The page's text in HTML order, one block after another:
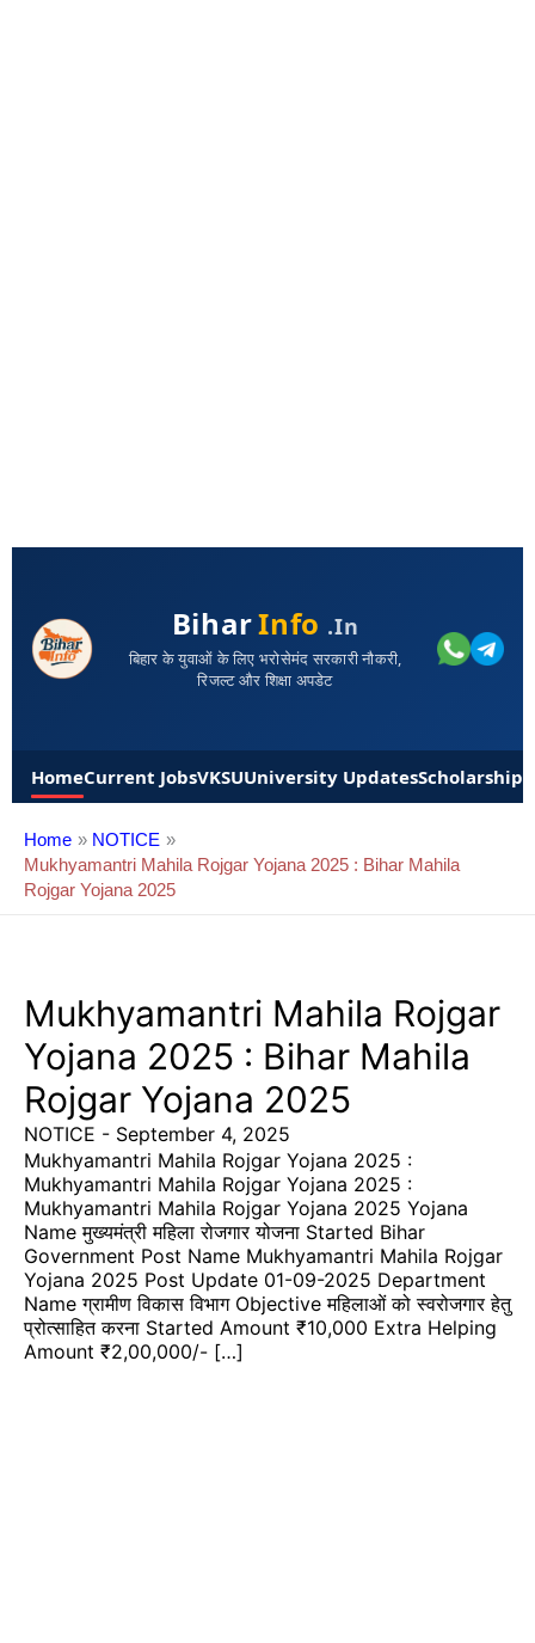
BiharInfo .in
बिहार के युवाओं के लिए भरोसेमंद सरकारी नौकरी,
रिजल्ट और शिक्षा अपडेट
HomeCurrent JobsVKSUUniversity UpdatesScholarships
Home
NOTICE
Mukhyamantri Mahila Rojgar Yojana 2025 : Bihar Mahila
Rojgar Yojana 2025
Mukhyamantri Mahila Rojgar
Yojana 2025 : Bihar Mahila
Rojgar Yojana 2025
NOTICE - September 4, 2025
Mukhyamantri Mahila Rojgar Yojana 2025 :
Mukhyamantri Mahila Rojgar Yojana 2025 :
Mukhyamantri Mahila Rojgar Yojana 2025 Yojana
Name मुख्यमंत्री महिला रोजगार योजना Started Bihar
Government Post Name Mukhyamantri Mahila Rojgar
Yojana 2025 Post Update 01-09-2025 Department
Name ग्रामीण विकास विभाग Objective महिलाओं को स्वरोजगार हेतु
प्रोत्साहित करना Started Amount ₹10,000 Extra Helping
Amount ₹2,00,000/- […]